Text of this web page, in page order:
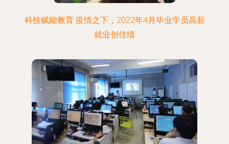
科技赋能教育 疫情之下，2022年4月毕业学员高薪
就业创佳绩